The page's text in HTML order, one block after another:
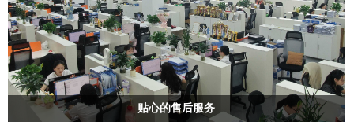
贴心的售后服务